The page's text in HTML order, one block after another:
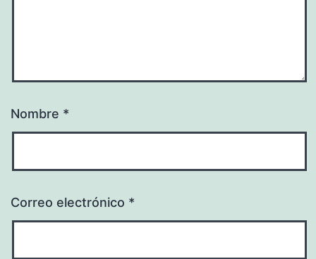
Nombre *
Correo electrónico *